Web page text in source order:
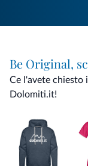
Be Original,
Ce l'avete chiesto
Dolomiti.it!